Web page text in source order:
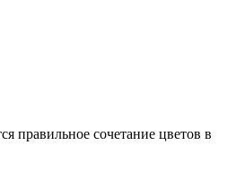
правильное сочетание цветов в